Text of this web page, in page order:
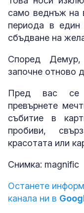
само веднъж на
периода в
сбъдване на
Според Демур,
започне отново
Пред вас се
превърнете
събитие в
пробиви,
красотата или
Снимка: magnific
Останете
канала ни в